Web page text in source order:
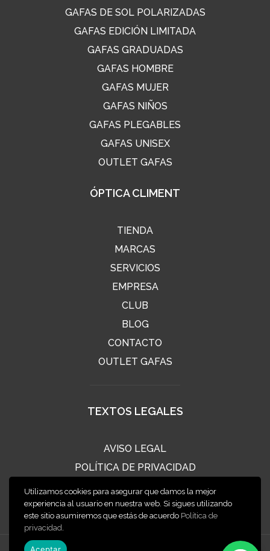
GAFAS DE SOL POLARIZADAS
GAFAS EDICIÓN LIMITADA
GAFAS GRADUADAS
GAFAS HOMBRE
GAFAS MUJER
GAFAS NIÑOS
GAFAS PLEGABLES
GAFAS UNISEX
OUTLET GAFAS
ÓPTICA CLIMENT
TIENDA
MARCAS
SERVICIOS
EMPRESA
CLUB
BLOG
CONTACTO
OUTLET GAFAS
TEXTOS LEGALES
AVISO LEGAL
POLÍTICA DE PRIVACIDAD
POLÍTICA DE COOKIES
CONDICIONES DE VENTA
Utilizamos cookies para asegurar que damos la mejor
experiencia al usuario en nuestra web. Si sigues utilizando
este sitio asumiremos que estás de acuerdo Política de
privacidad.
Aceptar